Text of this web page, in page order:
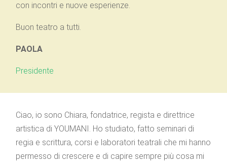
con incontri e nuove esperienze.
Buon teatro a tutti.
PAOLA
Presidente
Ciao, io sono Chiara, fondatrice, regista e direttrice
artistica di YOUMANI. Ho studiato, fatto seminari di
regia e scrittura, corsi e laboratori teatrali che mi hanno
permesso di crescere e di capire sempre più cosa mi